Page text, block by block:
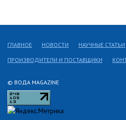
© ВОДА MAGAZINE
ГЛАВНОЕ НОВОСТИ НАУЧНЫЕ СТАТЬИ
ПРОИЗВОДИТЕЛИ И ПОСТАВЩИКИ